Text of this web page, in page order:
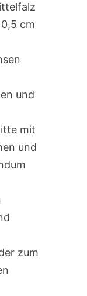
cm
und
mit
und
zum